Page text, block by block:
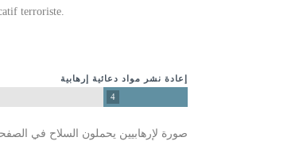
terroriste.
إعادة نشر مواد دعائية إرهابية
4
صورة لإرهابيين يحملون السلاح في